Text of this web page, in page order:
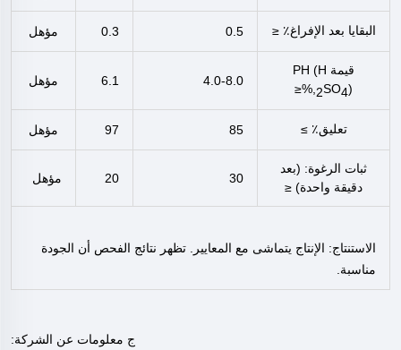
البقايا بعد الإفراغ٪ ≤ 0.5
0.3 مؤهل
قيمة PH (H
2SO4),%≤
4.0-8.0
6.1 مؤهل
تعليق٪ ≥ 85
97 مؤهل
ثبات الرغوة: (بعد
دقيقة واحدة) ≤
30
20 مؤهل
الاستنتاج: الإنتاج يتماشى مع المعايير. تظهر نتائج الفحص أن الجودة
مناسبة.
ج معلومات عن الشركة: